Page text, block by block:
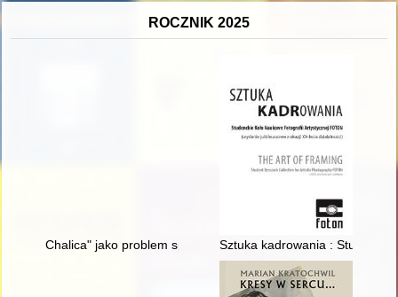
ROCZNIK 2025
Chalica" jako problem społeczno-prawny w międzywojennej
Sztuka kadrowania :